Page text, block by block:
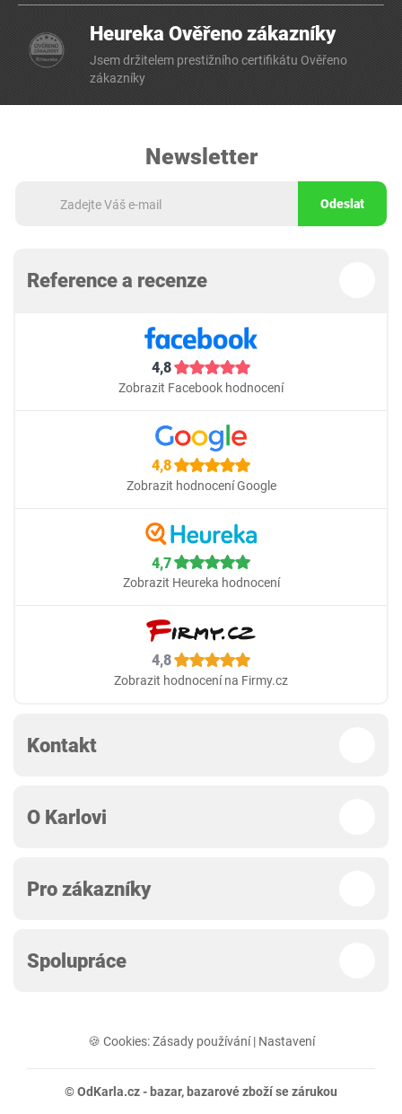
Heureka Ověřeno zákazníky
Jsem držitelem prestižního certifikátu Ověřeno
zákazníky
Newsletter
Odeslat
Reference a recenze
4,8
Zobrazit Facebook hodnocení
4,8
Zobrazit hodnocení Google
4,7
Zobrazit Heureka hodnocení
4,8
Zobrazit hodnocení na Firmy.cz
Kontakt
O Karlovi
Pro zákazníky
Spolupráce
🍪 Cookies:Zásady používání| Nastavení
© OdKarla.cz - bazar, bazarové zboží se zárukou